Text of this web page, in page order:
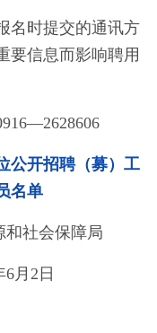
名时提交的通讯方
要信息而影响聘用
公开招聘（募）工
名单
和社会保障局
6月 2 日